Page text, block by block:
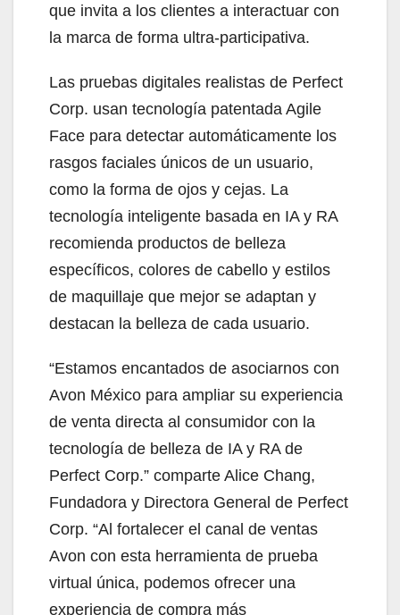
que invita a los clientes a interactuar con
la marca de forma ultra-participativa.
Las pruebas digitales realistas de Perfect
Corp. usan tecnología patentada Agile
Face para detectar automáticamente los
rasgos faciales únicos de un usuario,
como la forma de ojos y cejas. La
tecnología inteligente basada en IA y RA
recomienda productos de belleza
específicos, colores de cabello y estilos
de maquillaje que mejor se adaptan y
destacan la belleza de cada usuario.
“Estamos encantados de asociarnos con
Avon México para ampliar su experiencia
de venta directa al consumidor con la
tecnología de belleza de IA y RA de
Perfect Corp.” comparte Alice Chang,
Fundadora y Directora General de Perfect
Corp. “Al fortalecer el canal de ventas
Avon con esta herramienta de prueba
virtual única, podemos ofrecer una
experiencia de compra más